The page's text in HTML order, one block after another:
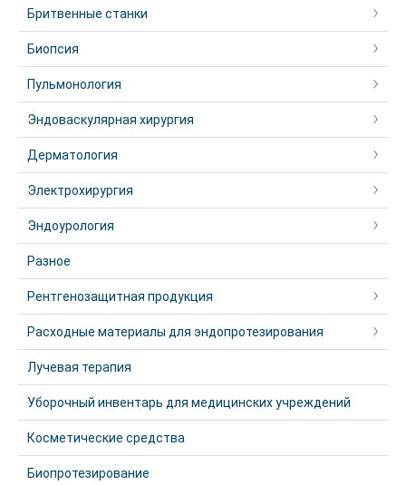
Бритвенные станки
Биопсия
Пульмонология
Эндоваскулярная хирургия
Дерматология
Электрохирургия
Эндоурология
Разное
Рентгенозащитная продукция
Расходные материалы для эндопротезирования
Лучевая терапия
Уборочный инвентарь для медицинских учреждений
Косметические средства
Биопротезирование